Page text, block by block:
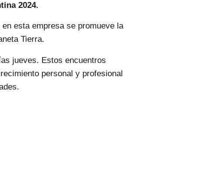
2024.
esta empresa se promueve la
Tierra.
jueves. Estos encuentros
personal y profesional